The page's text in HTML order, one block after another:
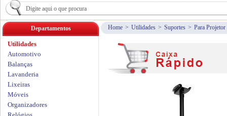
Home > Utilidades > Suportes > Para Projetor
Departamentos
Utilidades
Automotivo
Balanças
Lavanderia
Lixeiras
Móveis
Organizadores